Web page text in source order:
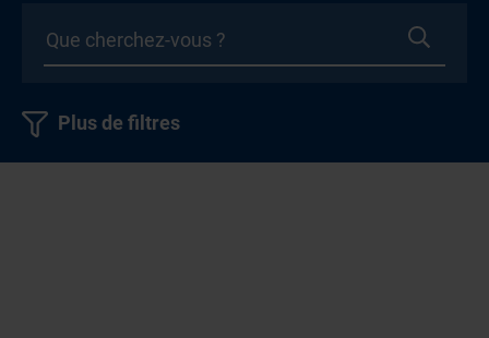
Plus de filtres